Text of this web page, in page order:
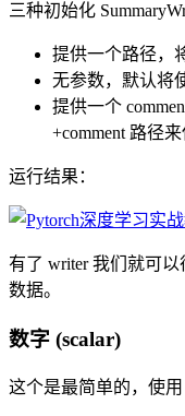
三种初始化
提供一个路径，
无参数，默认将
提供一个
+comment 路径
运行结果：
有了 writer 我们就可
数据。
数字 (scalar)
这个是最简单的，使用